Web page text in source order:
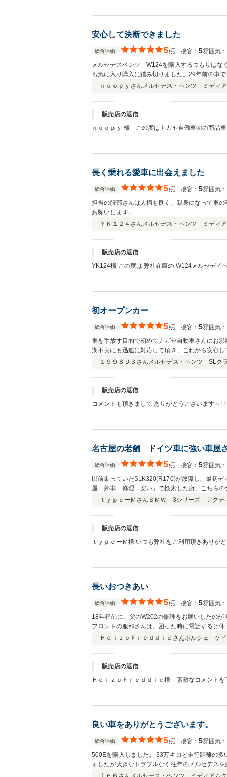
安心して決断できました
総合評価 5点 接客： 5雰囲気：
メルセデスベンツ W124を購入するつもりはな
も気に入り購入に踏み切りました。29年前の車
寧に対応していただきました。古い車なので今
ｎｏｏｐｙさん メルセデス・ベンツ ミディ
販売店の返信
ｎｏｏｐｙ 様 この度はナガセ自働車㈱の商品
長く乗れる愛車に出会えました
総合評価 5点 接客： 5雰囲気：
担当の服部さんは人柄も良く、親身になって車
お願いします。
ＹＫ１２４さん メルセデス・ベンツ ミディ
販売店の返信
YK124様 この度は 弊社在庫の W124メルセデイベンツ４００E をご購入頂きまして ありがとうございました～m(__)m もともと整備履歴のしっかりした ナガセユーザー様からの買
初オープンカー
総合評価 5点 接客： 5雰囲気：
車を手放す目的で初めてナガセ自動車さんにお
期不良にも迅速に対応して頂き、これから安心し
１９９８Ｕ３さん メルセデス・ベンツ SLク
販売店の返信
コメントも頂きまして ありがとうございます～!
名古屋の老舗 ドイツ車に強い車屋
総合評価 5点 接客： 5雰囲気：
以前乗っていたSLK320(R170)が故障し、最初
屋 外車 修理 安い」で検索した所、こちらのナ
来てくださり20万ちょっと（部品＋工賃込）で
今後も末長くお付き合いさせて頂きたければと
殿様扱いされる手厚いサービスをお求めであれ
ｔｙｐｅーＭさん ＢＭＷ 3シリーズ アクテ
販売店の返信
ｔｙｐｅーＭ様 いつも弊社をご利用頂きあり
長いおつきあい
総合評価 5点 接客： 5雰囲気：
18年程前に、父のW202の修理をお願いしたの
フロントの服部さんは、困った時に電話すると
す。 この間、車の購入は他店で整備のみをお願
乗していいですよ！」 家族を連れて試乗に行き
晴れて購入となりました。やはり、専用設計の
ありがとう。これからも宜しくお願い致します。
ＨｅｉｚｏＦｒｅｄｄｉｅさんポルシェ ケ
販売店の返信
ＨｅｉｚｏＦｒｅｄｄｉｅ様 素敵なコメントを
良い車をありがとうございます。
総合評価 5点 接客： 5雰囲気：
500Eを購入しました。 33万キロと走行距離の多い車両でしたが、過去16年ナガセ自動車さんにて整備、管理されていた車両との事で購入しました。 購入して半年、5千キロ走行し
ましたが大きなトラブルなく往年のメルセデスを